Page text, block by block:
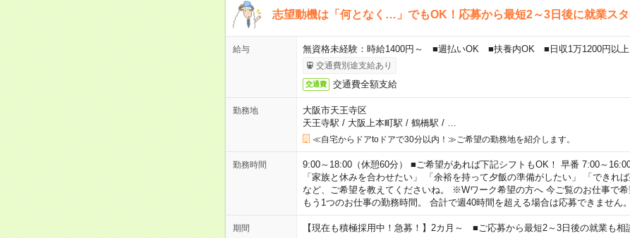
志望動機は「何となく…」でもOK！応募から最短2～3日後に就業スタ
給与 無資格未経験：時給1400円～ ■週払いOK ■扶養内OK ■日収1万1200円以上
交通費別途支給あり
交通費 交通費全額支給
勤務地
大阪市天王寺区
天王寺駅 / 大阪上本町駅 / 鶴橋駅 /
≪自宅からドアtoドアで30分以内！≫ご希望の勤務地を紹介します。
勤務時間
9:00～18:00（休憩60分） ■ご希望があれば下記シフトもOK！ 早番 7:00～
「家族と休みを合わせたい」 「余裕を持って夕飯の準備がしたい」 「できれば
など、ご希望を教えてくださいね。 ※Wワーク希望の方へ 今ご覧のお仕事で希
もう1つのお仕事の勤務時間。 合計で週40時間を超える場合は応募できません。
期間 【現在も積極採用中！急募！】2カ月～ ■ご応募から最短2～3日後の就業も相